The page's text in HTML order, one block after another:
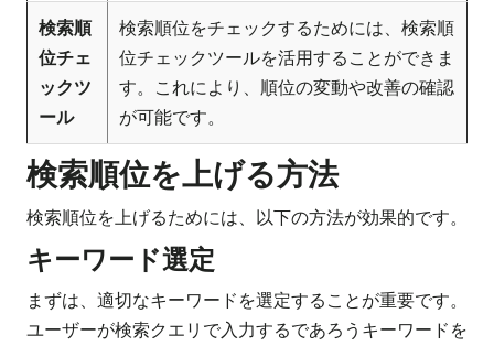
検索順
位チェ
ックツ
ール
検索順位をチェックするためには、検索順
位チェックツールを活用することができま
す。これにより、順位の変動や改善の確認
が可能です。
検索順位を上げる方法
検索順位を上げるためには、以下の方法が効果的です。
キーワード選定
まずは、適切なキーワードを選定することが重要です。
ユーザーが検索クエリで入力するであろうキーワードを